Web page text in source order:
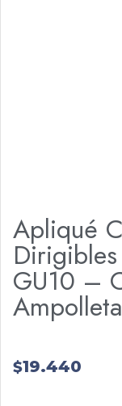
Apliqué
GU10 –
$19.440